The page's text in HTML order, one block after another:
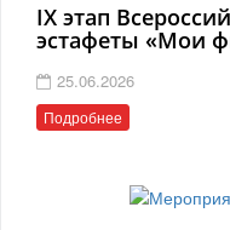
IX этап
эстафеты «Мои
25.06.2026
Подробнее